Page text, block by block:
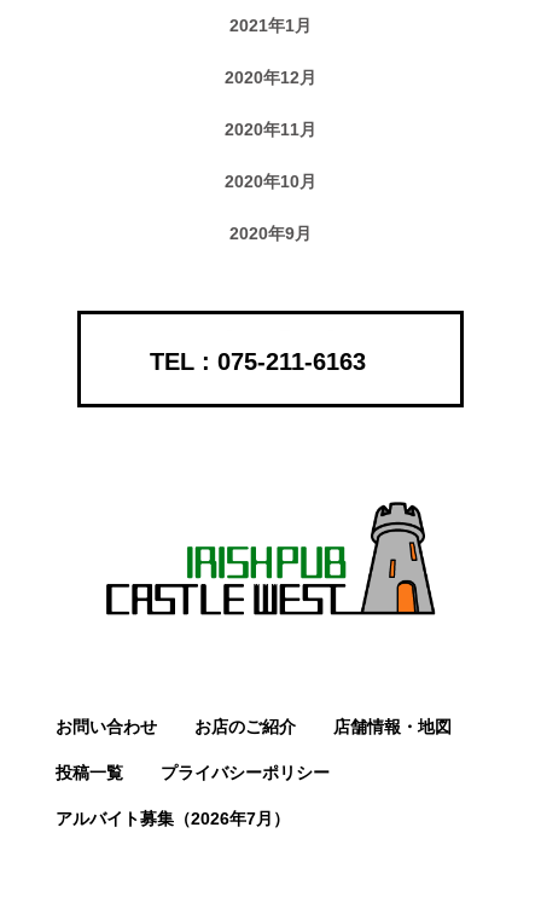
2021年1月
2020年12月
2020年11月
2020年10月
2020年9月
075-211-6163
お問い合わせ お店のご紹介 店舗情報・地図
投稿一覧 プライバシーポリシー
アルバイト募集（2026年7月）